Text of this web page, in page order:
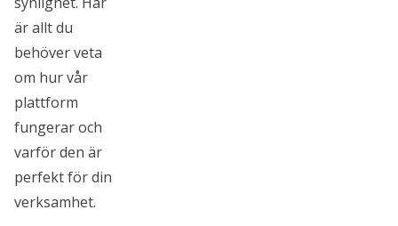
är allt du
behöver veta
om hur vår
plattform
fungerar och
varför den är
perfekt för din
verksamhet.